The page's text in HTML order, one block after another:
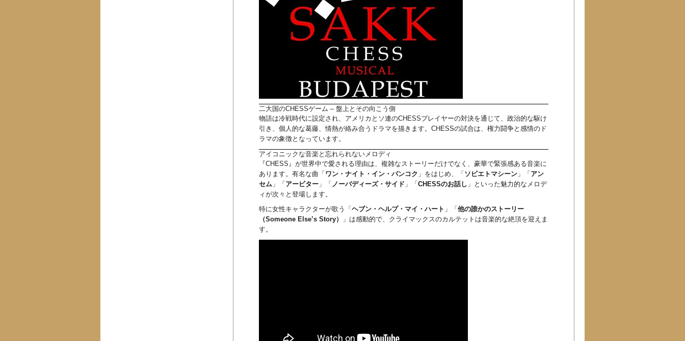
二大国のCHESSゲーム – 盤上とその向こう側
物語は冷戦時代に設定され、アメリカとソ連のCHESSプレイヤーの対決を通じて、政治的な駆け
引き、個人的な葛藤、情熱が絡み合うドラマを描きます。CHESSの試合は、権力闘争と感情のド
ラマの象徴となっています。
アイコニックな音楽と忘れられないメロディ
『CHESS』が世界中で愛される理由は、複雑なストーリーだけでなく、豪華で緊張感ある音楽に
あります。有名な曲「ワン・ナイト・イン・バンコク 」をはじめ、「ソビエトマシーン 」「アン
セム 」「アービター 」「 ノーバディーズ・サイド 」「CHESSのお話し 」といった魅力的なメロデ
ィが次々と登場します。
特に女性キャラクターが歌う「 ヘブン・ヘルプ・マイ・ハート 」「 他の誰かのストーリー
（Someone Else’s Story）
」は感動的で、クライマックスのカルテットは音楽的な絶頂を迎えま
す。